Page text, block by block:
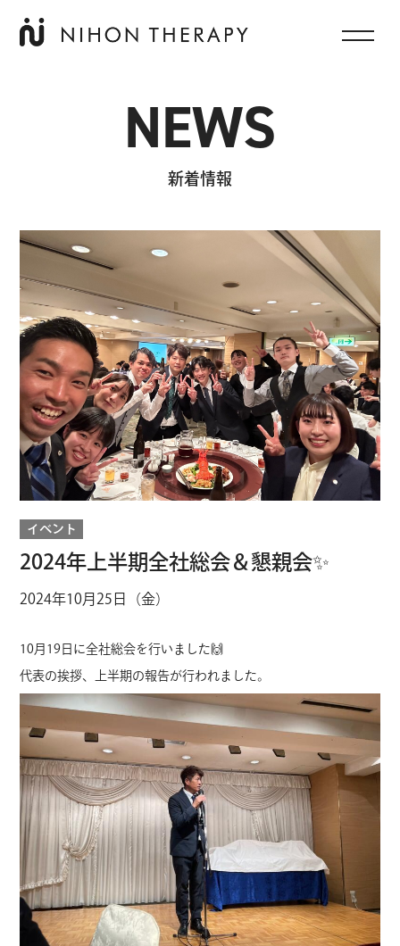
新着情報
NEWS
イベント
2024年上半期全社総会＆懇親会✨
2024年10月25日（金）
10月19日に全社総会を行いました🙌
代表の挨拶、上半期の報告が行われました。